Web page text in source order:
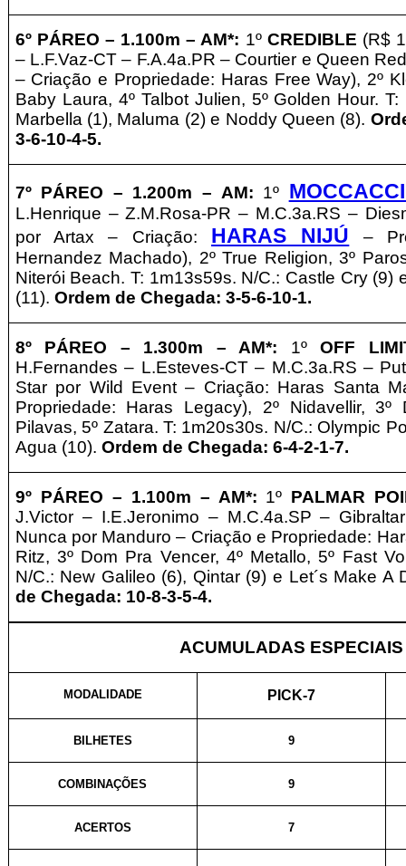
6º PÁREO – 1.100m – AM*: 1º CREDIBLE (R$
– L.F.Vaz-CT – F.A.4a.PR – Courtier e Queen
– Criação e Propriedade: Haras Free Way), 2º
Baby Laura, 4º Talbot Julien, 5º Golden Hour.
Marbella (1), Maluma (2) e Noddy Queen (8).
3-6-10-4-5.
7º PÁREO – 1.200m – AM: 1º
L.Henrique – Z.M.Rosa-PR – M.C.3a.RS –
por Artax – Criação: HARAS NIJÚ –
Hernandez Machado), 2º True Religion, 3º
Niterói Beach. T: 1m13s59s. N/C.: Castle Cry (9)
(11). Ordem de Chegada: 3-5-6-10-1.
8º PÁREO – 1.300m – AM*: 1ºOFF
H.Fernandes – L.Esteves-CT – M.C.3a.RS –
Star por Wild Event – Criação: Haras Santa
Propriedade: Haras Legacy), 2º Nidavellir, 3º
Pilavas, 5º Zatara. T: 1m20s30s. N/C.: Olympic
Agua (10). Ordem de Chegada: 6-4-2-1-7.
9º PÁREO – 1.100m – AM*: 1º PALMAR
J.Victor – I.E.Jeronimo – M.C.4a.SP –
Nunca por Manduro – Criação e Propriedade:
Ritz, 3º Dom Pra Vencer, 4º Metallo, 5º Fast
N/C.: New Galileo (6), Qintar (9) e Let´s Make A
de Chegada: 10-8-3-5-4.
ACUMULADAS ESPECIAIS
MODALIDADE PICK-7
BILHETES 9
COMBINAÇÕES 9
ACERTOS 7